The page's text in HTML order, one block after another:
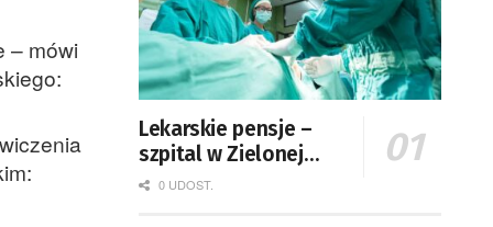
– mówi
Lekarskie pensje –
szpital w Zielonej
Górze podaje dane
0 UDOST.